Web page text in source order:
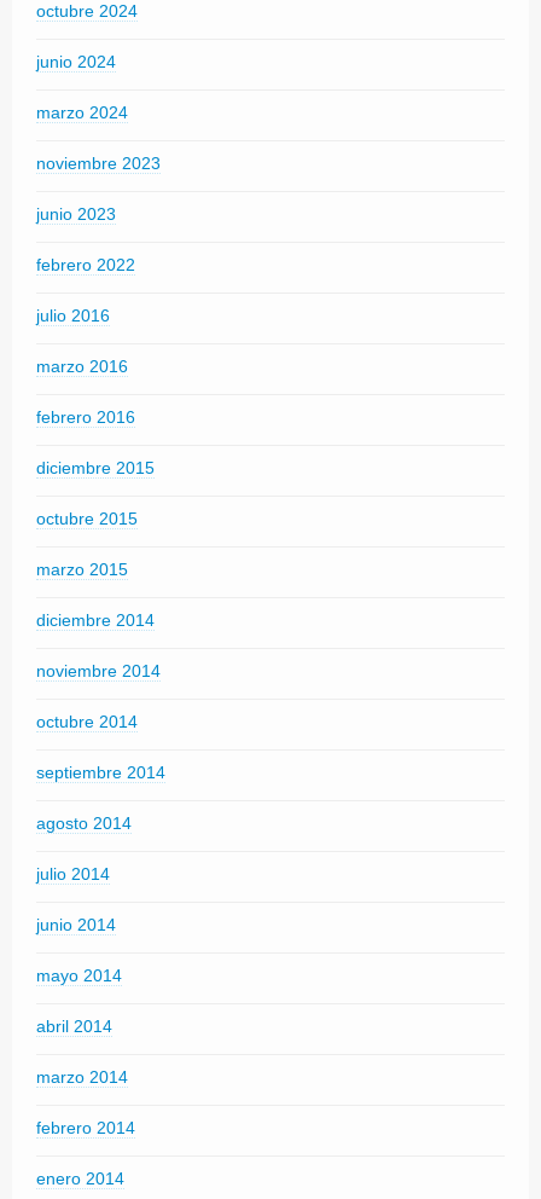
octubre 2024
junio 2024
marzo 2024
noviembre 2023
junio 2023
febrero 2022
julio 2016
marzo 2016
febrero 2016
diciembre 2015
octubre 2015
marzo 2015
diciembre 2014
noviembre 2014
octubre 2014
septiembre 2014
agosto 2014
julio 2014
junio 2014
mayo 2014
abril 2014
marzo 2014
febrero 2014
enero 2014